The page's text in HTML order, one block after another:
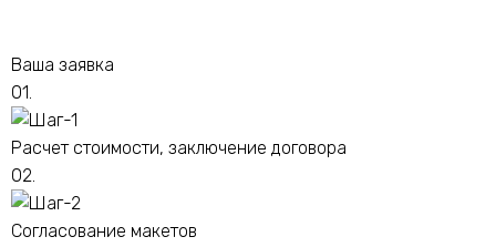
Ваша заявка
01.
Расчет стоимости, заключение договора
02.
Согласование макетов